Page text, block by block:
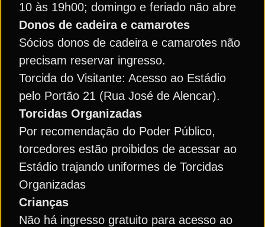
10 às 19h00; domingo e feriado não abre
Donos de cadeira e camarotes
Sócios donos de cadeira e camarotes não
precisam reservar ingresso.
Torcida do Visitante: Acesso ao Estádio
pelo Portão 21 (Rua José de Alencar).
Torcidas Organizadas
Por recomendação do Poder Público,
torcedores estão proibidos de acessar ao
Estádio trajando uniformes de Torcidas
Organizadas
Crianças
Não há ingresso gratuito para acesso ao